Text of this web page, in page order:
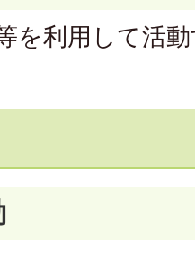
を利用して活